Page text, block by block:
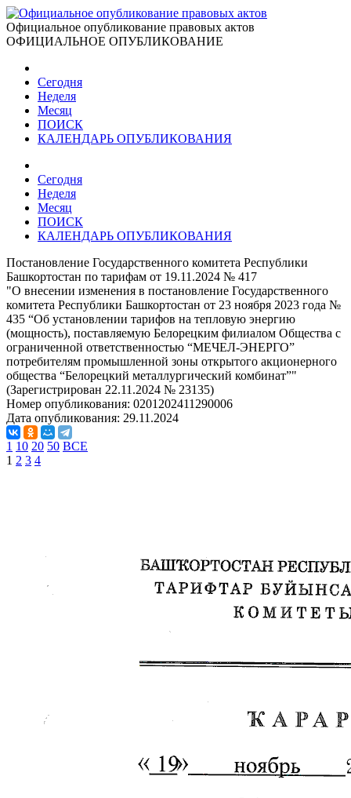
Официальное опубликование правовых актов
ОФИЦИАЛЬНОЕ ОПУБЛИКОВАНИЕ
Сегодня
Неделя
Месяц
ПОИСК
КАЛЕНДАРЬ ОПУБЛИКОВАНИЯ
Сегодня
Неделя
Месяц
ПОИСК
КАЛЕНДАРЬ ОПУБЛИКОВАНИЯ
Постановление Государственного комитета Республики
Башкортостан по тарифам от 19.11.2024 № 417
"О внесении изменения в постановление Государственного
комитета Республики Башкортостан от 23 ноября 2023 года №
435 “Об установлении тарифов на тепловую энергию
(мощность), поставляемую Белорецким филиалом Общества с
ограниченной ответственностью “МЕЧЕЛ-ЭНЕРГО”
потребителям промышленной зоны открытого акционерного
общества “Белорецкий металлургический комбинат”"
(Зарегистрирован 22.11.2024 № 23135)
Номер опубликования: 0201202411290006
Дата опубликования: 29.11.2024
1 10 20 50 ВСЕ
1 2 3 4